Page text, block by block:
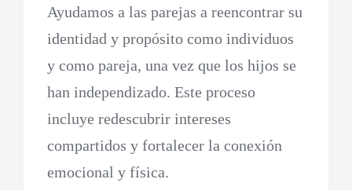
Ayudamos a las parejas a reencontrar su
identidad y propósito como individuos
y como pareja, una vez que los hijos se
han independizado. Este proceso
incluye redescubrir intereses
compartidos y fortalecer la conexión
emocional y física.